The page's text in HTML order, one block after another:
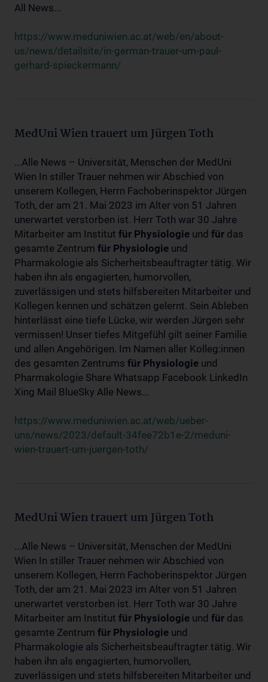
All News...
https://www.meduniwien.ac.at/web/en/about-
us/news/detailsite/in-german-trauer-um-paul-
gerhard-spieckermann/
MedUni Wien trauert um Jürgen Toth
...Alle News – Universität, Menschen der MedUni
Wien In stiller Trauer nehmen wir Abschied von
unserem Kollegen, Herrn Fachoberinspektor Jürgen
Toth, der am 21. Mai 2023 im Alter von 51 Jahren
unerwartet verstorben ist. Herr Toth war 30 Jahre
Mitarbeiter am Institut für Physiologie und für das
gesamte Zentrum für Physiologie und
Pharmakologie als Sicherheitsbeauftragter tätig. Wir
haben ihn als engagierten, humorvollen,
zuverlässigen und stets hilfsbereiten Mitarbeiter und
Kollegen kennen und schätzen gelernt. Sein Ableben
hinterlässt eine tiefe Lücke, wir werden Jürgen sehr
vermissen! Unser tiefes Mitgefühl gilt seiner Familie
und allen Angehörigen. Im Namen aller Kolleg:innen
des gesamten Zentrums für Physiologie und
Pharmakologie Share Whatsapp Facebook LinkedIn
Xing Mail BlueSky Alle News...
https://www.meduniwien.ac.at/web/ueber-
uns/news/2023/default-34fee72b1e-2/meduni-
wien-trauert-um-juergen-toth/
MedUni Wien trauert um Jürgen Toth
...Alle News – Universität, Menschen der MedUni
Wien In stiller Trauer nehmen wir Abschied von
unserem Kollegen, Herrn Fachoberinspektor Jürgen
Toth, der am 21. Mai 2023 im Alter von 51 Jahren
unerwartet verstorben ist. Herr Toth war 30 Jahre
Mitarbeiter am Institut für Physiologie und für das
gesamte Zentrum für Physiologie und
Pharmakologie als Sicherheitsbeauftragter tätig. Wir
haben ihn als engagierten, humorvollen,
zuverlässigen und stets hilfsbereiten Mitarbeiter und